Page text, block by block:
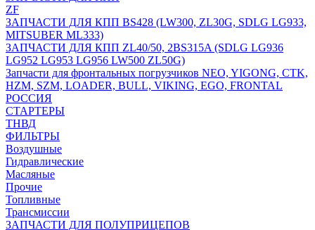
ZF
ЗАПЧАСТИ ДЛЯ КПП BS428 (LW300, ZL30G, SDLG LG933,
MITSUBER ML333)
ЗАПЧАСТИ ДЛЯ КПП ZL40/50, 2BS315A (SDLG LG936
LG952 LG953 LG956 LW500 ZL50G)
Запчасти для фронтальных погрузчиков NEO, YIGONG, CTK,
HZM, SZM, LOADER, BULL, VIKING, EGO, FRONTAL
РОССИЯ
СТАРТЕРЫ
ТНВД
ФИЛЬТРЫ
Воздушные
Гидравлические
Масляные
Прочие
Топливные
Трансмиссии
ЗАПЧАСТИ ДЛЯ ПОЛУПРИЦЕПОВ